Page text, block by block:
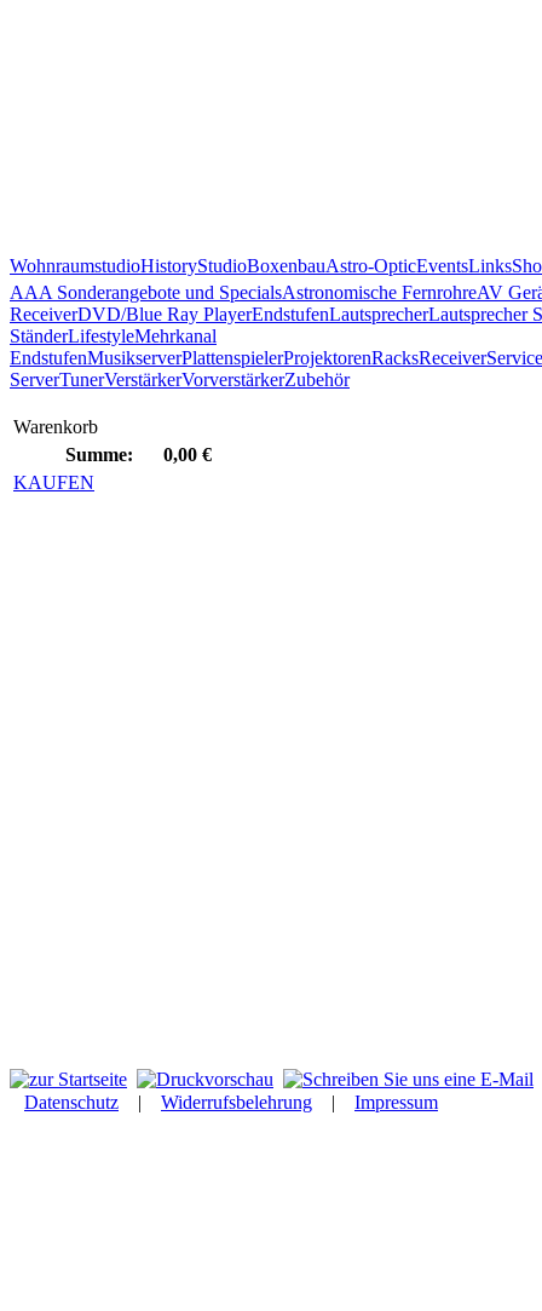
WohnraumstudioHistoryStudioBoxenbauAstro-OpticEventsLinks
AAA Sonderangebote und SpecialsAstronomische FernrohreAV
ReceiverDVD/Blue Ray PlayerEndstufenLautsprecherLautsprecher
StänderLifestyleMehrkanal
EndstufenMusikserverPlattenspielerProjektorenRacksReceiverService
ServerTunerVerstärkerVorverstärkerZubehör
Warenkorb
Summe:
0,00 €
KAUFEN
Datenschutz | Widerrufsbelehrung | Impressum